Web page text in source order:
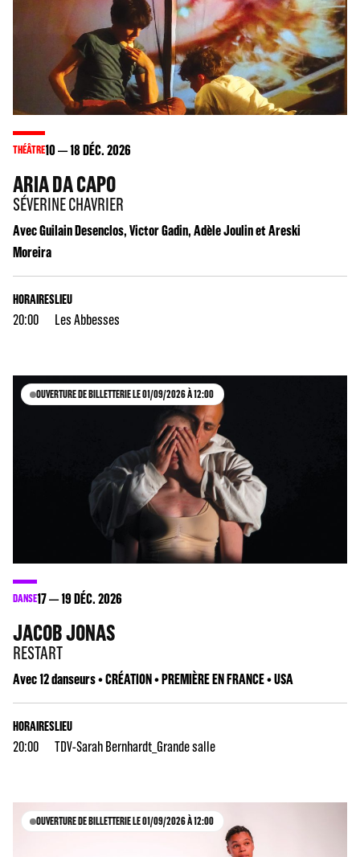
THÉÂTRE10 18DÉC. 2026
ARIA DA CAPO
SÉVERINE CHAVRIER
Avec Guilain Desenclos, Victor Gadin, Adèle Joulin et Areski
Moreira
HORAIRES
20:00
LIEU
Les Abbesses
OUVERTURE DE BILLETTERIE LE 01/09/2026 À 12:00
DANSE17 19DÉC. 2026
JACOB JONAS
RESTART
Avec 12 danseurs • CRÉATION • PREMIÈRE EN FRANCE • USA
HORAIRES
20:00
LIEU
TDV-Sarah Bernhardt_Grande salle
OUVERTURE DE BILLETTERIE LE 01/09/2026 À 12:00